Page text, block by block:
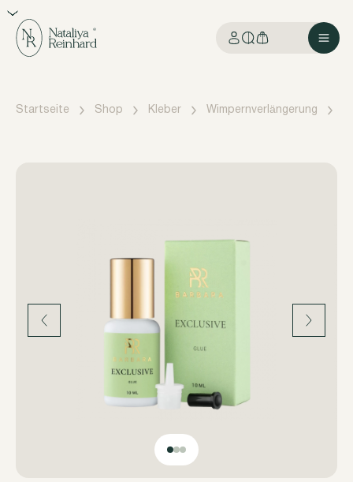
Startseite Shop Kleber Wimpernverlängerung